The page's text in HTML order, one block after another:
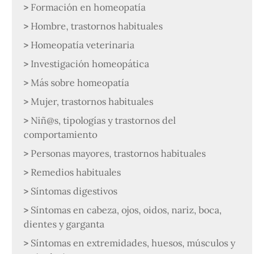
Formación en homeopatía
Hombre, trastornos habituales
Homeopatía veterinaria
Investigación homeopática
Más sobre homeopatía
Mujer, trastornos habituales
Niñ@s, tipologías y trastornos del
comportamiento
Personas mayores, trastornos habituales
Remedios habituales
Síntomas digestivos
Síntomas en cabeza, ojos, oidos, nariz, boca,
dientes y garganta
Síntomas en extremidades, huesos, músculos y